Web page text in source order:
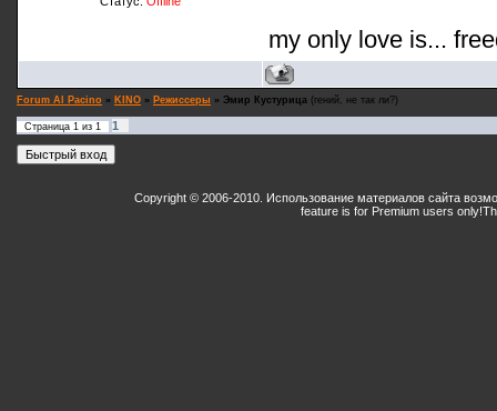
my only love is...
Forum Al Pacino » KINO » Режиссеры » Эмир Кустурица (гений, не так ли?)
Страница 1 из 1 1
Copyright © 2006-2010. Использование материалов сайта
feature is for Premium users only!